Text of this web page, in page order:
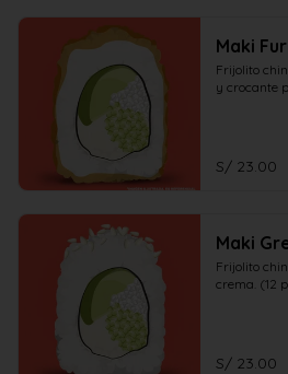
Maki
Frijolito
y crocante
S/ 23.00
Maki
Frijolito
crema. (12
S/ 23.00